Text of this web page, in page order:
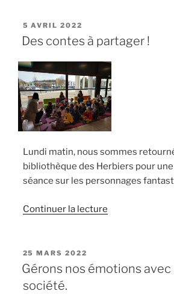
Fabienne
PUBLIÉ
LE
5 AVRIL 2022
Des contes à partager !
Lundi matin, nous sommes
bibliothèque des Herbiers pour
séance sur les personnages
Continuer la lecturede
partager
PUBLIÉ
LE
25 MARS 2022
Gérons nos émotions avec
société.